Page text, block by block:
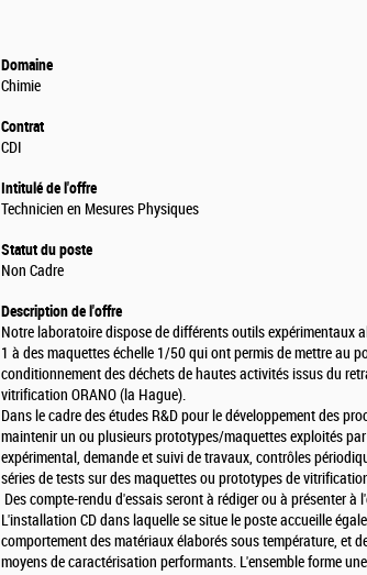
Domaine
Chimie
Contrat
CDI
Intitulé de l'offre
Technicien en Mesures Physiques
Statut du poste
Non Cadre
Description de l'offre
Notre laboratoire dispose de différents outils
1 à des maquettes échelle 1/50 qui ont permis de mettre au
conditionnement des déchets de hautes activités issus du
vitrification ORANO (la Hague).
Dans le cadre des études R&D pour le développement des
maintenir un ou plusieurs prototypes/maquettes exploités
expérimental, demande et suivi de travaux, contrôles
séries de tests sur des maquettes ou prototypes de
Des compte-rendu d'essais seront à rédiger ou à présenter à
L'installation CD dans laquelle se situe le poste accueille
comportement des matériaux élaborés sous température, et
moyens de caractérisation performants. L'ensemble forme